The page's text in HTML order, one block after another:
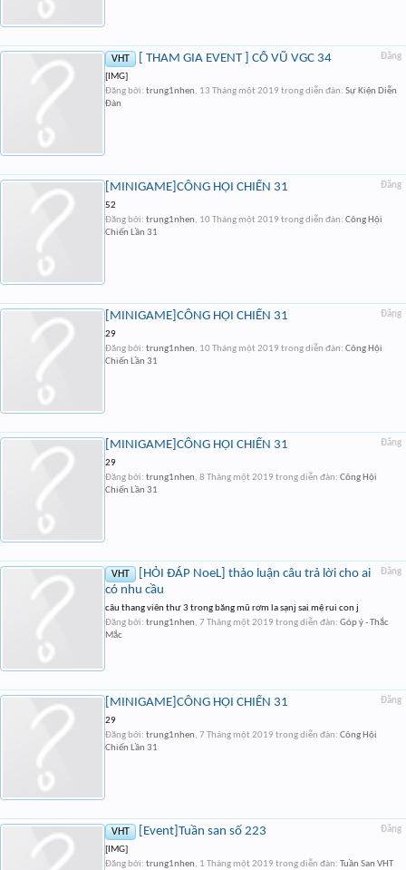
Đăng
VHT [ THAM GIA EVENT ] CỔ VŨ VGC 34
[IMG]
Đăng bởi: trung1nhen, 13 Tháng một 2019 trong diễn đàn: Sự Kiện Diễn
Đàn
Đăng
[MINIGAME]CÔNG HỘI CHIẾN 31
52
Đăng bởi: trung1nhen, 10 Tháng một 2019 trong diễn đàn: Công Hội
Chiến Lần 31
Đăng
[MINIGAME]CÔNG HỘI CHIẾN 31
29
Đăng bởi: trung1nhen, 10 Tháng một 2019 trong diễn đàn: Công Hội
Chiến Lần 31
Đăng
[MINIGAME]CÔNG HỘI CHIẾN 31
29
Đăng bởi: trung1nhen, 8 Tháng một 2019 trong diễn đàn: Công Hội
Chiến Lần 31
Đăng
VHT
[HỎI ĐÁP NoeL] thảo luận câu trả lời cho ai
có nhu cầu
câu thang viên thư 3 trong băng mũ rơm la sạnj sai mệ rui con j
Đăng bởi: trung1nhen, 7 Tháng một 2019 trong diễn đàn: Góp ý - Thắc
Mắc
Đăng
[MINIGAME]CÔNG HỘI CHIẾN 31
29
Đăng bởi: trung1nhen, 7 Tháng một 2019 trong diễn đàn: Công Hội
Chiến Lần 31
Đăng
VHT [Event]Tuần san số 223
[IMG]
Đăng bởi: trung1nhen, 1 Tháng một 2019 trong diễn đàn: Tuần San VHT